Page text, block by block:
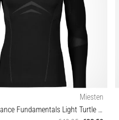
Miesten
Odlo Performance Fundamentals Light Turtle Neck Underwear Shirt